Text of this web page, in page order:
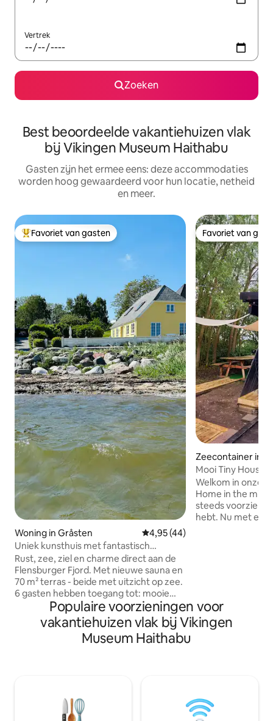
Vertrek
Zoeken
Best beoordeelde vakantiehuizen vlak
bij Vikingen Museum Haithabu
Gasten zijn het ermee eens: deze accommodaties
worden hoog gewaardeerd voor hun locatie, netheid
en meer.
Topfavoriet van gasten
Favoriet van gasten
Woning in Gråsten Gemiddelde beoordeling van
4,95 (44)
Uniek kunsthuis met fantastisch
zeezicht en sauna
Rust, zee, ziel en charme direct aan de
Flensburger Fjord. Met nieuwe sauna en
70 m² terras - beide met uitzicht op zee.
6 gasten hebben toegang tot: mooie
keuken en badkamer, grote woonkamer
met tv en internet en uniek uitzicht op
zee. 3 grote slaapkamers en allemaal
met het mooiste uitzicht op het fjord.
Sivgaarden en Providence. Deuren zijn
versierd met landschapsmotieven van
Favoriet van
Favoriet van
Zeecontainer in
Mooi Tiny House
natuur
Welkom in onze
Home in the
steeds voorzien
hebt. Nu met
ervoor gezorgd
meest efficiënt
ervaring voor je
Populaire voorzieningen voor
vakantiehuizen vlak bij Vikingen
Museum Haithabu